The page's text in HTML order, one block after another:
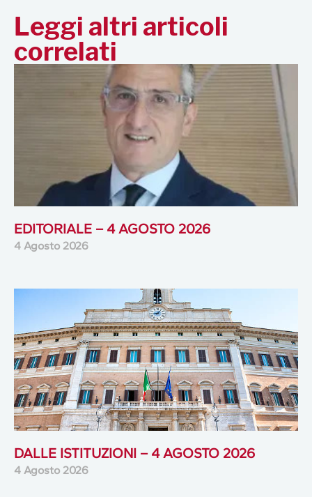
Leggi altri articoli
correlati
EDITORIALE – 4 AGOSTO 2026
4 Agosto 2026
DALLE ISTITUZIONI – 4 AGOSTO 2026
4 Agosto 2026